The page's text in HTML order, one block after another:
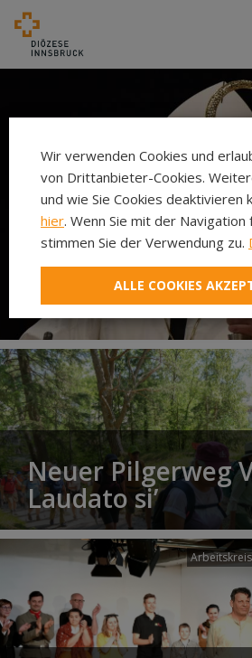
Neuer Pilgerweg
Laudato si’
Wir verwenden Cookies und
von Drittanbieter-Cookies.
und wie Sie Cookies deaktivieren
hier. Wenn Sie mit der
stimmen Sie der Verwendung zu.
ALLE COOKIES